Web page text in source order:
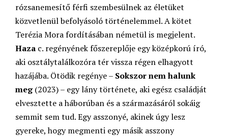
rózsanemesítő férfi szembesülnek az életüket
közvetlenül befolyásoló történelemmel. A kötet
Terézia Mora fordításában németül is megjelent.
Haza c. regényének főszereplője egy középkorú író,
aki osztálytalálkozóra tér vissza régen elhagyott
hazájába. Ötödik regénye – Sokszor nem halunk
meg(2023) – egy lány története, aki egész családját
elvesztette a háborúban és a származásáról sokáig
semmit sem tud. Egy asszonyé, akinek úgy lesz
gyereke, hogy megmenti egy másik asszony